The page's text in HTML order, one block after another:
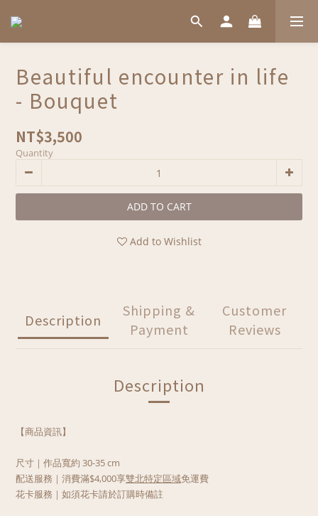
Beautiful encounter in life
- Bouquet
NT$3,500
Quantity
ADD TO CART
Add to Wishlist
Description
Shipping &
Payment
Customer
Reviews
Description
【商品資訊】
尺寸 ｜作品寬約 30-35 cm
配送服務｜ 消費滿$4,000享雙北特定區域免運費
花卡服務｜如須花卡請於訂購時備註